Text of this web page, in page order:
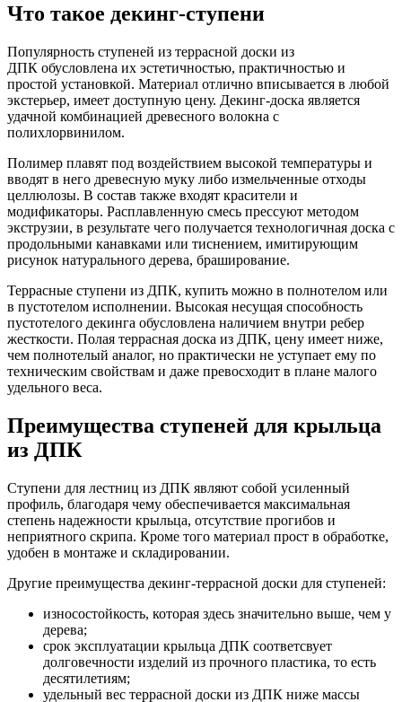
Что такое декинг-ступени
Популярность ступеней из террасной доски из
ДПК обусловлена их эстетичностью, практичностью и
простой установкой. Материал отлично вписывается в любой
экстерьер, имеет доступную цену. Декинг-доска является
удачной комбинацией древесного волокна с
полихлорвинилом.
Полимер плавят под воздействием высокой температуры и
вводят в него древесную муку либо измельченные отходы
целлюлозы. В состав также входят красители и
модификаторы. Расплавленную смесь прессуют методом
экструзии, в результате чего получается технологичная доска с
продольными канавками или тиснением, имитирующим
рисунок натурального дерева, браширование.
Террасные ступени из ДПК, купить можно в полнотелом или
в пустотелом исполнении. Высокая несущая способность
пустотелого декинга обусловлена наличием внутри ребер
жесткости. Полая террасная доска из ДПК, цену имеет ниже,
чем полнотелый аналог, но практически не уступает ему по
техническим свойствам и даже превосходит в плане малого
удельного веса.
Преимущества ступеней для крыльца
из ДПК
Ступени для лестниц из ДПК являют собой усиленный
профиль, благодаря чему обеспечивается максимальная
степень надежности крыльца, отсутствие прогибов и
неприятного скрипа. Кроме того материал прост в обработке,
удобен в монтаже и складировании.
Другие преимущества декинг-террасной доски для ступеней:
износостойкость, которая здесь значительно выше, чем у
дерева;
срок эксплуатации крыльца ДПК соответсвует
долговечности изделий из прочного пластика, то есть
десятилетиям;
удельный вес террасной доски из ДПК ниже массы